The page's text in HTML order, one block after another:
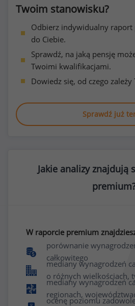
Twoim stanowisku?
Odbierz indywidualny raport
do Ciebie.
Sprawdź, na jaką pensję
Twoimi kwalifikacjami.
Dowiedz się, od czego
Sprawdź już
Jakie analizy znajdują
W raporcie premium
porównanie
całkowitego
mediany wynagrodzeń
o różnych wielkościach,
mediany wynagrodzeń
regionach,
ocenę poziomu